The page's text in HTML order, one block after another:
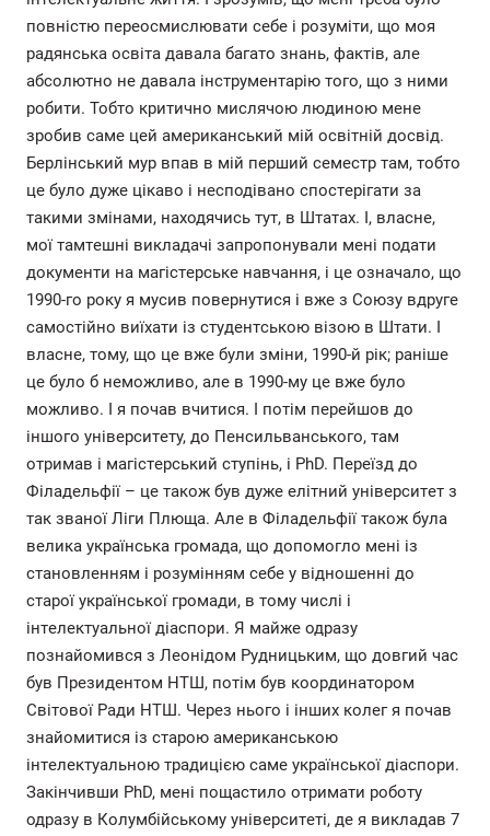
повністю переосмислювати себе і розуміти, що моя
радянська освіта давала багато знань, фактів, але
абсолютно не давала інструментарію того, що з ними
робити. Тобто критично мислячою людиною мене
зробив саме цей американський мій освітній досвід.
Берлінський мур впав в мій перший семестр там, тобто
це було дуже цікаво і несподівано спостерігати за
такими змінами, находячись тут, в Штатах. І, власне,
мої тамтешні викладачі запропонували мені подати
документи на магістерське навчання, і це означало, що
1990-го року я мусив повернутися і вже з Союзу вдруге
самостійно виїхати із студентською візою в Штати. І
власне, тому, що це вже були зміни, 1990-й рік; раніше
це було б неможливо, але в 1990-му це вже було
можливо. І я почав вчитися. І потім перейшов до
іншого університету, до Пенсильванського, там
отримав і магістерський ступінь, і PhD. Переїзд до
Філадельфії – це також був дуже елітний університет з
так званої Ліги Плюща. Але в Філадельфії також була
велика українська громада, що допомогло мені із
становленням і розумінням себе у відношенні до
старої української громади, в тому числі і
інтелектуальної діаспори. Я майже одразу
познайомився з Леонідом Рудницьким, що довгий час
був Президентом НТШ, потім був координатором
Світової Ради НТШ. Через нього і інших колег я почав
знайомитися із старою американською
інтелектуальною традицією саме української діаспори.
Закінчивши PhD, мені пощастило отримати роботу
одразу в Колумбійському університеті, де я викладав 7